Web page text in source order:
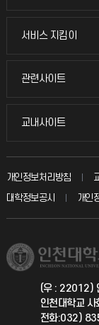
교무회의방송
입학안내
취업정보(학생)
서비스 지킴이
서비스 지킴이
묻고 답하기
칭찬마당
학생서비스 지킴이
관련사이트
관련사이트
국방헬프콜
총동문회
교내사이트
교내사이트
교수회
교육혁신본부
국제지원과
공자아카데미
개인정보처리방침
대학정보공시
개인
(우 : 22012)
인천대학교
전화:032)